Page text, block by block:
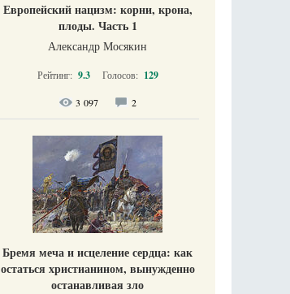
Европейский нацизм: корни, крона,
плоды. Часть 1
Александр Мосякин
Рейтинг: 9.3 Голосов: 129
3 097 2
Бремя меча и исцеление сердца: как
остаться христианином, вынужденно
останавливая зло